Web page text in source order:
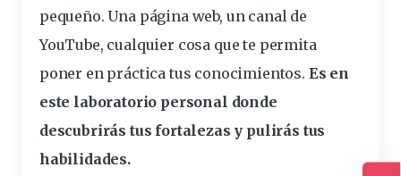
pequeño. Una página web, un canal de
YouTube, cualquier cosa que te permita
poner en práctica tus conocimientos. Es en
este laboratorio personal donde
descubrirás tus fortalezas y pulirás tus
habilidades.